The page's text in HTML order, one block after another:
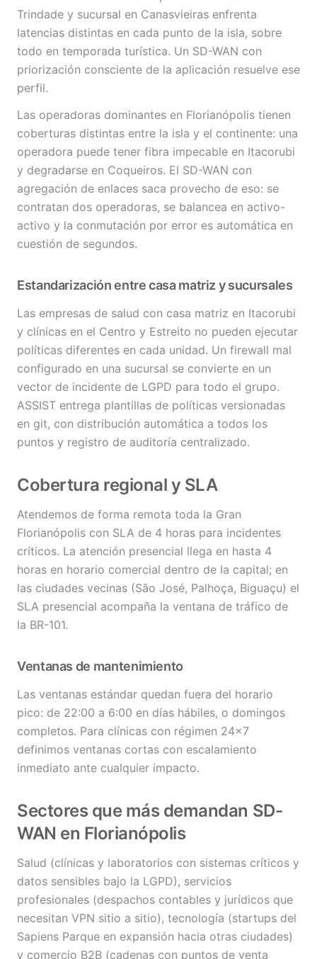
Trindade y sucursal en Canasvieiras enfrenta
latencias distintas en cada punto de la isla, sobre
todo en temporada turística. Un SD-WAN con
priorización consciente de la aplicación resuelve ese
perfil.
Las operadoras dominantes en Florianópolis tienen
coberturas distintas entre la isla y el continente: una
operadora puede tener fibra impecable en Itacorubi
y degradarse en Coqueiros. El SD-WAN con
agregación de enlaces saca provecho de eso: se
contratan dos operadoras, se balancea en activo-
activo y la conmutación por error es automática en
cuestión de segundos.
Estandarización entre casa matriz y sucursales
Las empresas de salud con casa matriz en Itacorubi
y clínicas en el Centro y Estreito no pueden ejecutar
políticas diferentes en cada unidad. Un firewall mal
configurado en una sucursal se convierte en un
vector de incidente de LGPD para todo el grupo.
ASSIST entrega plantillas de políticas versionadas
en git, con distribución automática a todos los
puntos y registro de auditoría centralizado.
Cobertura regional y SLA
Atendemos de forma remota toda la Gran
Florianópolis con SLA de 4 horas para incidentes
críticos. La atención presencial llega en hasta 4
horas en horario comercial dentro de la capital; en
las ciudades vecinas (São José, Palhoça, Biguaçu) el
SLA presencial acompaña la ventana de tráfico de
la BR-101.
Ventanas de mantenimiento
Las ventanas estándar quedan fuera del horario
pico: de 22:00 a 6:00 en días hábiles, o domingos
completos. Para clínicas con régimen 24×7
definimos ventanas cortas con escalamiento
inmediato ante cualquier impacto.
Sectores que más demandan SD-
WAN en Florianópolis
Salud (clínicas y laboratorios con sistemas críticos y
datos sensibles bajo la LGPD), servicios
profesionales (despachos contables y jurídicos que
necesitan VPN sitio a sitio), tecnología (startups del
Sapiens Parque en expansión hacia otras ciudades)
y comercio B2B (cadenas con puntos de venta